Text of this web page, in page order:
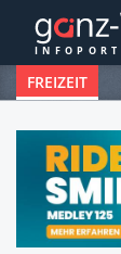
FREIZEIT